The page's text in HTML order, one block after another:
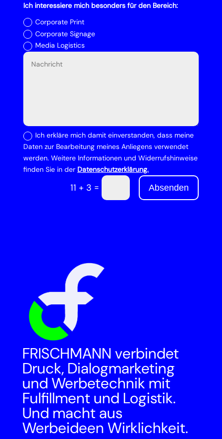
Ich interessiere mich besonders für den Bereich:
Corporate Print
Corporate Signage
Media Logistics
Ich erkläre mich damit einverstanden, dass meine
Daten zur Bearbeitung meines Anliegens verwendet
werden. Weitere Informationen und Widerrufshinweise
finden Sie in der Datenschutzerklärung.
11 + 3 = Absenden
FRISCHMANN verbindet
Druck, Dialogmarketing
und Werbetechnik mit
Fulfillment und Logistik.
Und macht aus
Werbeideen Wirklichkeit.